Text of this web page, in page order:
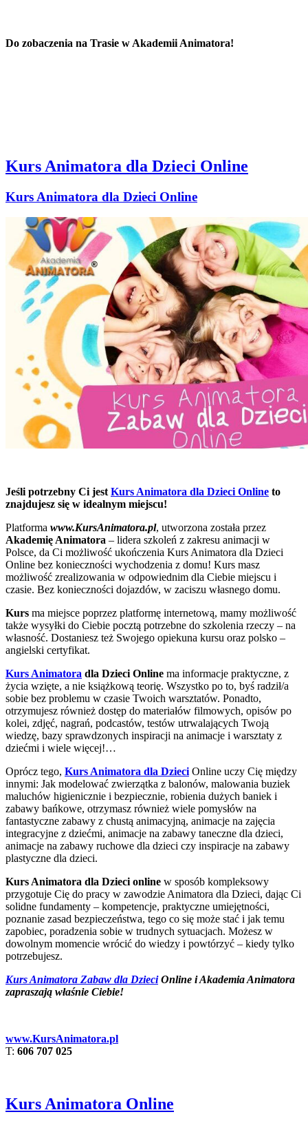
Do zobaczenia na Trasie w Akademii Animatora!
Kurs Animatora dla Dzieci Online
Kurs Animatora dla Dzieci Online
Jeśli potrzebny Ci jestKurs Animatora dla Dzieci Online to
znajdujesz się w idealnym miejscu!
Platforma www.KursAnimatora.pl, utworzona została przez
Akademię Animatora – lidera szkoleń z zakresu animacji w
Polsce, da Ci możliwość ukończenia Kurs Animatora dla Dzieci
Online bez konieczności wychodzenia z domu! Kurs masz
możliwość zrealizowania w odpowiednim dla Ciebie miejscu i
czasie. Bez konieczności dojazdów, w zaciszu własnego domu.
Kurs ma miejsce poprzez platformę internetową, mamy możliwość
także wysyłki do Ciebie pocztą potrzebne do szkolenia rzeczy – na
własność. Dostaniesz też Swojego opiekuna kursu oraz polsko –
angielski certyfikat.
Kurs Animatora dla Dzieci Online ma informacje praktyczne, z
życia wzięte, a nie książkową teorię. Wszystko po to, byś radził/a
sobie bez problemu w czasie Twoich warsztatów. Ponadto,
otrzymujesz również dostęp do materiałów filmowych, opisów po
kolei, zdjęć, nagrań, podcastów, testów utrwalających Twoją
wiedzę, bazy sprawdzonych inspiracji na animacje i warsztaty z
dziećmi i wiele więcej!…
Oprócz tego, Kurs Animatora dla DzieciOnline uczy Cię między
innymi: Jak modelować zwierzątka z balonów, malowania buziek
maluchów higienicznie i bezpiecznie, robienia dużych baniek i
zabawy bańkowe, otrzymasz również wiele pomysłów na
fantastyczne zabawy z chustą animacyjną, animacje na zajęcia
integracyjne z dziećmi, animacje na zabawy taneczne dla dzieci,
animacje na zabawy ruchowe dla dzieci czy inspiracje na zabawy
plastyczne dla dzieci.
Kurs Animatora dla Dzieci online w sposób kompleksowy
przygotuje Cię do pracy w zawodzie Animatora dla Dzieci, dając Ci
solidne fundamenty – kompetencje, praktyczne umiejętności,
poznanie zasad bezpieczeństwa, tego co się może stać i jak temu
zapobiec, poradzenia sobie w trudnych sytuacjach. Możesz w
dowolnym momencie wrócić do wiedzy i powtórzyć – kiedy tylko
potrzebujesz.
Kurs Animatora Zabaw dla DzieciOnline i Akademia Animatora
zapraszają właśnie Ciebie!
www.KursAnimatora.pl
T: 606 707 025
Kurs Animatora Online